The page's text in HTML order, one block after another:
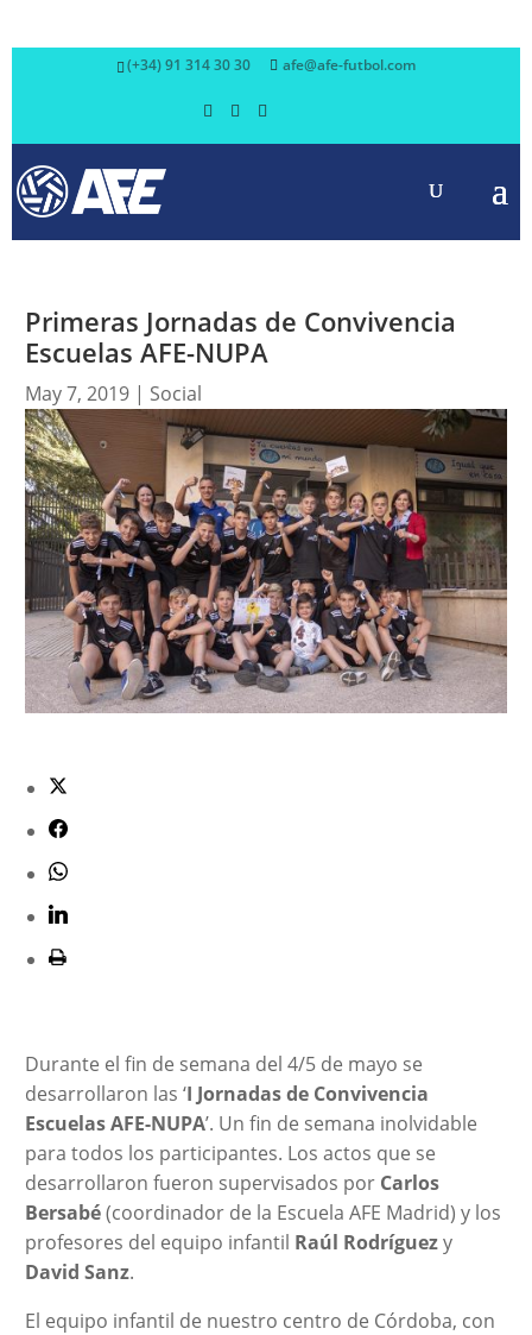
(+34) 91 314 30 30 afe@afe-futbol.com
Primeras Jornadas de Convivencia
Escuelas AFE-NUPA
May 7, 2019| Social
Durante el fin de semana del 4/5 de mayo se
desarrollaron las ‘I Jornadas de Convivencia
Escuelas AFE-NUPA’. Un fin de semana inolvidable
para todos los participantes. Los actos que se
desarrollaron fueron supervisados por Carlos
Bersabé(coordinador de la Escuela AFE Madrid) y los
profesores del equipo infantil Raúl Rodríguezy
David Sanz.
El equipo infantil de nuestro centro de Córdoba, con